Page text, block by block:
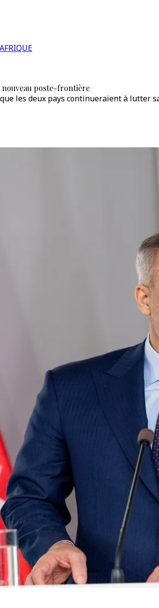
AFRIQUE
poste-frontière
les deux pays continueraient à lutter